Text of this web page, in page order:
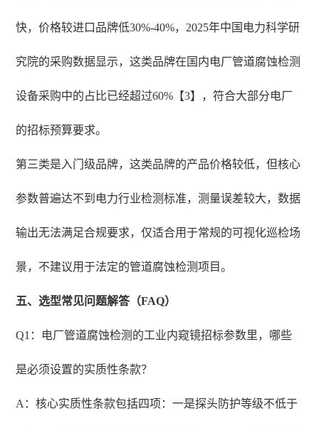
快，价格较进口品牌低30%-40%，2025年中国电力科学研
究院的采购数据显示，这类品牌在国内电厂管道腐蚀检测
设备采购中的占比已经超过60%【3】，符合大部分电厂
的招标预算要求。
第三类是入门级品牌，这类品牌的产品价格较低，但核心
参数普遍达不到电力行业检测标准，测量误差较大，数据
输出无法满足合规要求，仅适合用于常规的可视化巡检场
景，不建议用于法定的管道腐蚀检测项目。
五、选型常见问题解答（FAQ）
Q1：电厂管道腐蚀检测的工业内窥镜招标参数里，哪些
是必须设置的实质性条款？
A：核心实质性条款包括四项：一是探头防护等级不低于